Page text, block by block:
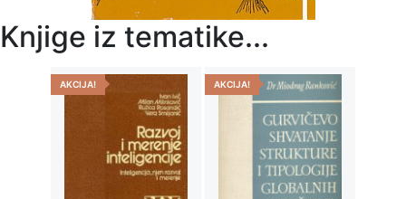
Knjige iz tematike...
AKCIJA! AKCIJA!